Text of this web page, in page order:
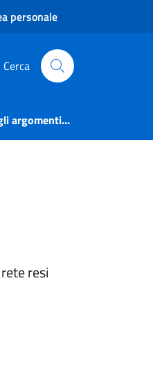
personale
Cerca
argomenti...
resi